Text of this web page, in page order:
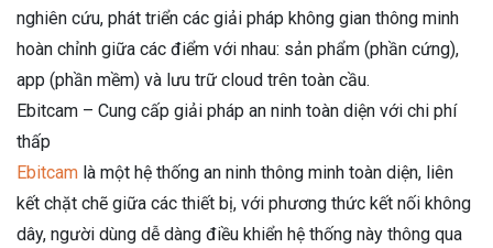
nghiên cứu, phát triển các giải pháp không gian thông minh
hoàn chỉnh giữa các điểm với nhau: sản phẩm (phần cứng),
app (phần mềm) và lưu trữ cloud trên toàn cầu.
Ebitcam – Cung cấp giải pháp an ninh toàn diện với chi phí
thấp
Ebitcam là một hệ thống an ninh thông minh toàn diện, liên
kết chặt chẽ giữa các thiết bị, với phương thức kết nối không
dây, người dùng dễ dàng điều khiển hệ thống này thông qua